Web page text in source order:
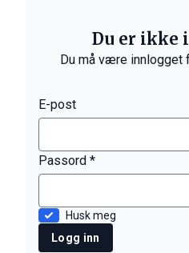
Du er ikke
Du må være innlogget
E-post
Passord *
Husk meg
Logg inn